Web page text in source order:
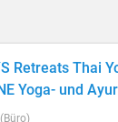
Retreats Thai
Yoga- und